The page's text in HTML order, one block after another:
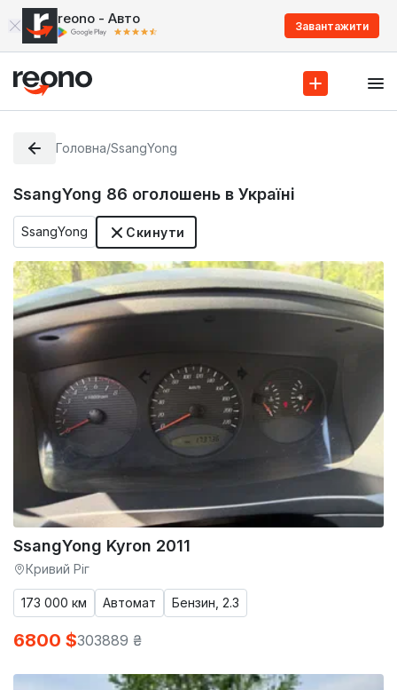
reono - Авто Завантажити
Головна/SsangYong
SsangYong 86 оголошень в Україні
SsangYong Скинути
SsangYong Kyron 2011
Кривий Ріг
173 000 км Автомат Бензин, 2.3
6800 $303889 ₴